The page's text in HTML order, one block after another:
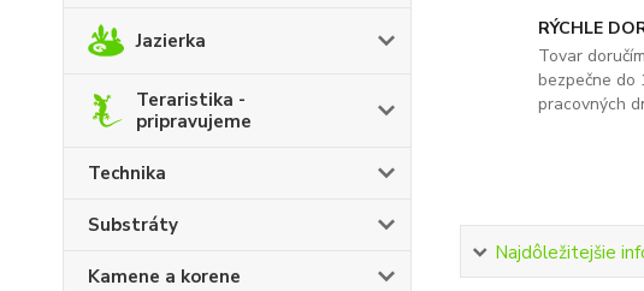
Jazierka
Teraristika -
pripravujeme
Technika
Substráty
Kamene a korene
RÝCHLE
Tovar
bezpečne do
pracovných
Najdôležitejšie